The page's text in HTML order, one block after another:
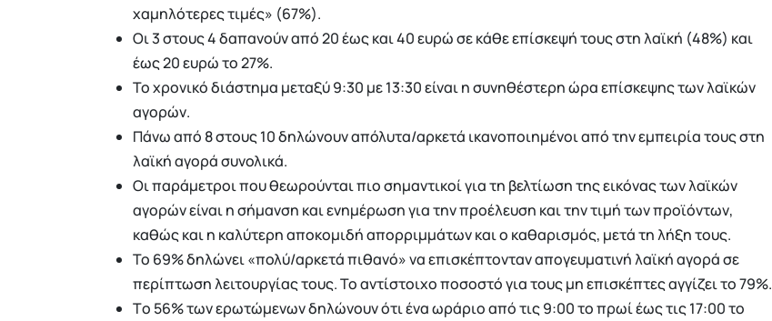
χαμηλότερες τιμές» (67%).
Οι 3 στους 4 δαπανούν από 20 έως και 40 ευρώ σε κάθε επίσκεψή τους στη λαϊκή (48%) και
έως 20 ευρώ το 27%.
Το χρονικό διάστημα μεταξύ 9:30 με 13:30 είναι η συνηθέστερη ώρα επίσκεψης των λαϊκών
αγορών.
Πάνω από 8 στους 10 δηλώνουν απόλυτα/αρκετά ικανοποιημένοι από την εμπειρία τους στη
λαϊκή αγορά συνολικά.
Οι παράμετροι που θεωρούνται πιο σημαντικοί για τη βελτίωση της εικόνας των λαϊκών
αγορών είναι η σήμανση και ενημέρωση για την προέλευση και την τιμή των προϊόντων,
καθώς και η καλύτερη αποκομιδή απορριμμάτων και ο καθαρισμός, μετά τη λήξη τους.
Το 69% δηλώνει «πολύ/αρκετά πιθανό» να επισκέπτονταν απογευματινή λαϊκή αγορά σε
περίπτωση λειτουργίας τους. Το αντίστοιχο ποσοστό για τους μη επισκέπτες αγγίζει το 79%.
Tο 56% των ερωτώμενων δηλώνουν ότι ένα ωράριο από τις 9:00 το πρωί έως τις 17:00 το